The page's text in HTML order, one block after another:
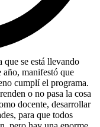
se está llevando
año, manifestó que
cumplí el programa.
o no pasa la cosa
docente, desarrollar
para que todos